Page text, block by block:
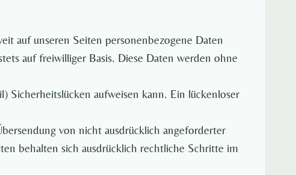
auf unseren Seiten personenbezogene Daten
auf freiwilliger Basis. Diese Daten werden ohne
Sicherheitslücken aufweisen kann. Ein lückenloser
von nicht ausdrücklich angeforderter
behalten sich ausdrücklich rechtliche Schritte im